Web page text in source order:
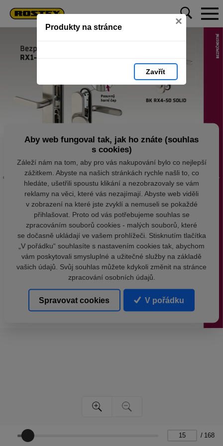
Produkty na stránce ×
Zavřít
/ 168
Aby web fungoval tak, jak ho znáte (souhlas
s cookies)
Záleží nám na tom, aby pro vás nakupování bylo co nejlepší
zážitkem. Abyste na našich stránkách rychle našli to, co
hledáte, ušetřili spoustu klikání a nezobrazovaly se vám
reklamy na věci, které vás nezajímají. Abyste web viděli
v zobrazení na které jste zvyklí a nemuseli se pokaždé
přihlašovat. Proto od vás potřebujeme souhlas se
zpracováním souborů cookies - malých souborů, které
se dočasně ukládají ve vašem prohlížeči. Stisknutím tlačítka
„V pořádku“ souhlasíte s nastavením cookies tak, abychom
vám poskytovali smysluplné a užitečné služby na základě
vašich údajů. Svůj souhlas můžete kdykoli změnit na stránce
zpracování osobních údajů.
Spravovat cookies V pořádku